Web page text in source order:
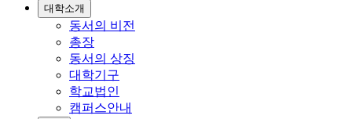
대학소개
동서의 비전
총장
동서의 상징
대학기구
학교법인
캠퍼스안내